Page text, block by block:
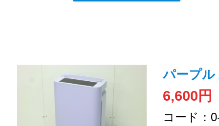
パープル
6,600円
コード：